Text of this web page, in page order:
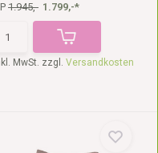
1.945,- 1.799,-*
MwSt. zzgl. Versandkosten